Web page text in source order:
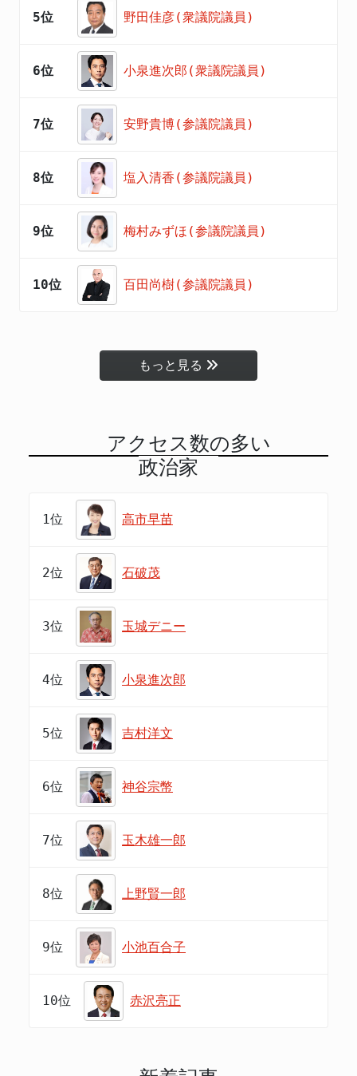
5位 野田佳彦(衆議院議員)
6位 小泉進次郎(衆議院議員)
7位 安野貴博(参議院議員)
8位 塩入清香(参議院議員)
9位 梅村みずほ(参議院議員)
10位 百田尚樹(参議院議員)
もっと見る
アクセス数の多い
政治家
1位 高市早苗
2位 石破茂
3位 玉城デニー
4位 小泉進次郎
5位 吉村洋文
6位 神谷宗幣
7位 玉木雄一郎
8位 上野賢一郎
9位 小池百合子
10位 赤沢亮正